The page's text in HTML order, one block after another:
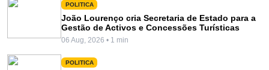
POLITICA
João Lourenço cria Secretaria de Estado para a
Gestão de Activos e Concessões Turísticas
06 Aug, 2026 • 1 min
POLITICA